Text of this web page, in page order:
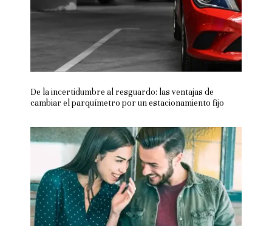
De la incertidumbre al resguardo: las ventajas de
cambiar el parquímetro por un estacionamiento fijo